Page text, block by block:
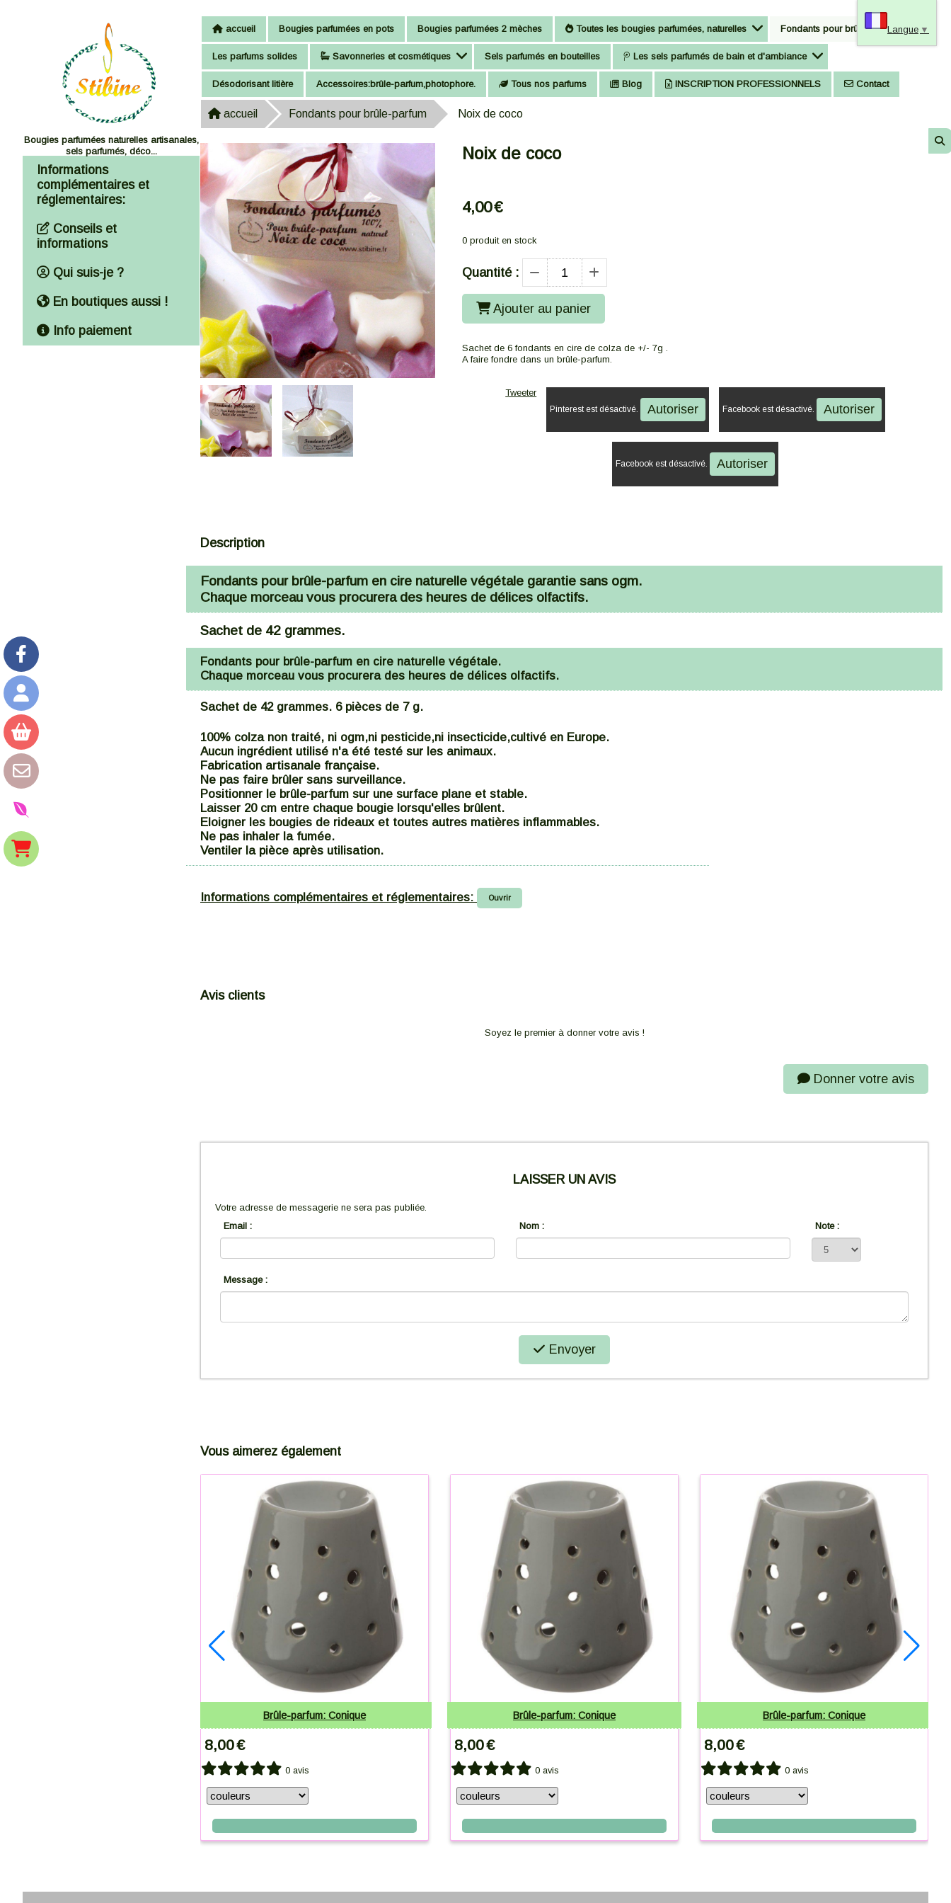
Bougies parfumées naturelles artisanales,
sels parfumés, déco...
Informations
complémentaires et
réglementaires:
Conseils et
informations
Qui suis-je ?
En boutiques aussi !
Info paiement
accueil Bougies parfumées en pots Bougies parfumées 2 mèches Toutes les bougies parfumées, naturelles Fondants pour brûle-parfum
Les parfums solides Savonneries et cosmétiques Sels parfumés en bouteilles Les sels parfumés de bain et d'ambiance
Désodorisant litière Accessoires:brûle-parfum,photophore. Tous nos parfums Blog INSCRIPTION PROFESSIONNELS Contact
accueil Fondants pour brûle-parfum Noix de coco
Noix de coco
4,00€
0 produit en stock
Quantité :
Ajouter au panier
Sachet de 6 fondants en cire de colza de +/- 7g .
A faire fondre dans un brûle-parfum.
Tweeter
Pinterest est désactivé. Autoriser Facebook est désactivé. Autoriser
Facebook est désactivé. Autoriser
Description
Fondants pour brûle-parfum en cire naturelle végétale garantie sans ogm.
Chaque morceau vous procurera des heures de délices olfactifs.
Sachet de 42 grammes.
Fondants pour brûle-parfum en cire naturelle végétale.
Chaque morceau vous procurera des heures de délices olfactifs.
Sachet de 42 grammes. 6 pièces de 7 g.
100% colza non traité, ni ogm,ni pesticide,ni insecticide,cultivé en Europe.
Aucun ingrédient utilisé n'a été testé sur les animaux.
Fabrication artisanale française.
Ne pas faire brûler sans surveillance.
Positionner le brûle-parfum sur une surface plane et stable.
Laisser 20 cm entre chaque bougie lorsqu'elles brûlent.
Eloigner les bougies de rideaux et toutes autres matières inflammables.
Ne pas inhaler la fumée.
Ventiler la pièce après utilisation.
Informations complémentaires et réglementaires: Ouvrir
Avis clients
Soyez le premier à donner votre avis !
Donner votre avis
LAISSER UN AVIS
Votre adresse de messagerie ne sera pas publiée.
Email :
Nom : Note :
Message :
Envoyer
Vous aimerez également
Brûle-parfum: Conique
8,00€
0 avis
Brûle-parfum: Conique
8,00€
0 avis
Brûle-parfum: Conique
8,00€
0 avis
Langue ▼